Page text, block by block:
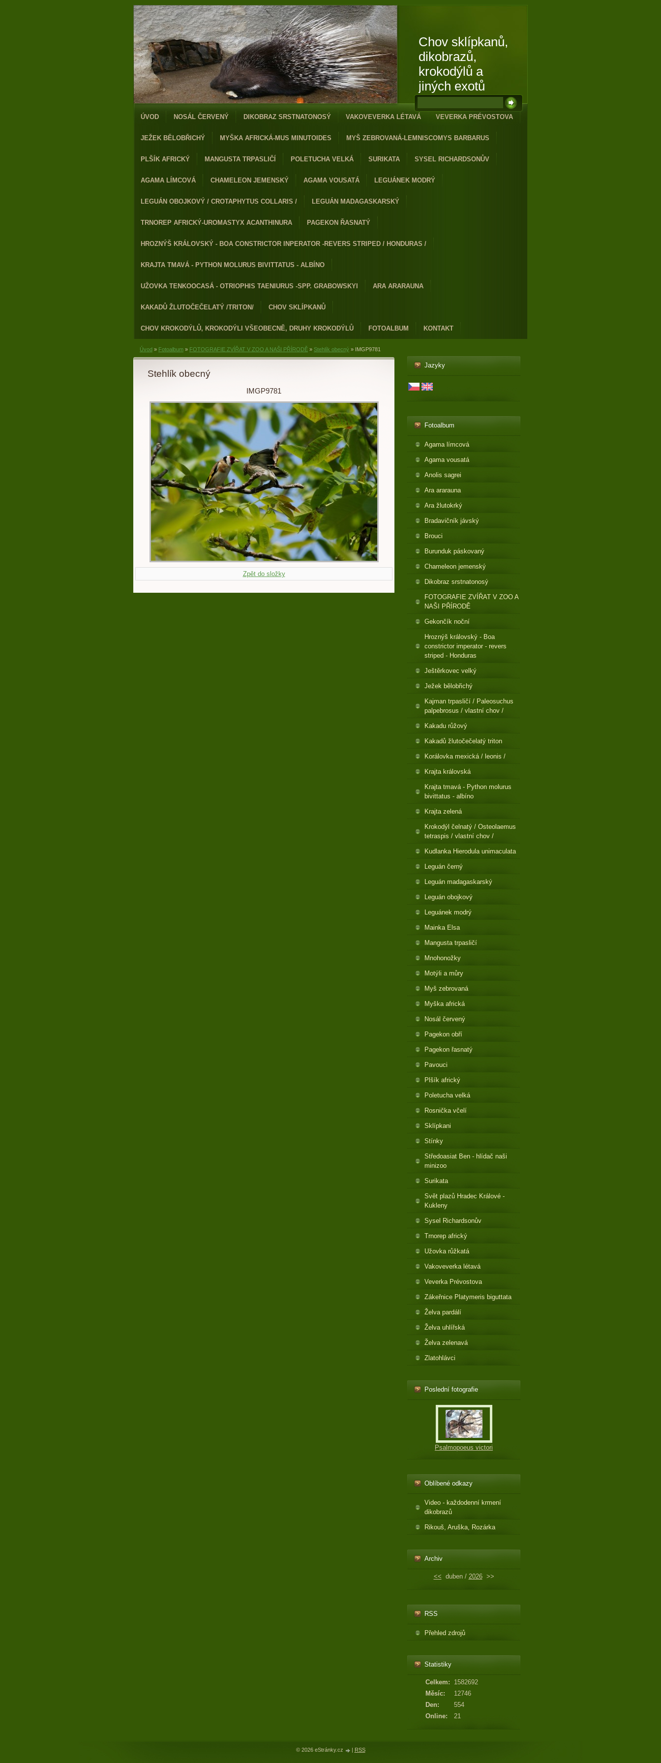
Chov sklípkanů,
dikobrazů,
krokodýlů a
jiných exotů
ÚVOD NOSÁL ČERVENÝ DIKOBRAZ SRSTNATONOSÝ VAKOVEVERKA LÉTAVÁ VEVERKA PRÉVOSTOVA
JEŽEK BĚLOBŘICHÝ MYŠKA AFRICKÁ-MUS MINUTOIDES MYŠ ZEBROVANÁ-LEMNISCOMYS BARBARUS
PLŠÍK AFRICKÝ MANGUSTA TRPASLIČÍ POLETUCHA VELKÁ SURIKATA SYSEL RICHARDSONŮV
AGAMA LÍMCOVÁ CHAMELEON JEMENSKÝ AGAMA VOUSATÁ LEGUÁNEK MODRÝ
LEGUÁN OBOJKOVÝ / CROTAPHYTUS COLLARIS / LEGUÁN MADAGASKARSKÝ
TRNOREP AFRICKÝ-UROMASTYX ACANTHINURA PAGEKON ŘASNATÝ
HROZNÝŠ KRÁLOVSKÝ - BOA CONSTRICTOR INPERATOR -REVERS STRIPED / HONDURAS /
KRAJTA TMAVÁ - PYTHON MOLURUS BIVITTATUS - ALBÍNO
UŽOVKA TENKOOCASÁ - OTRIOPHIS TAENIURUS -SPP. GRABOWSKYI ARA ARARAUNA
KAKADŮ ŽLUTOČEČELATÝ /TRITON/ CHOV SKLÍPKANŮ
CHOV KROKODÝLŮ, KROKODÝLI VŠEOBECNĚ, DRUHY KROKODÝLŮ FOTOALBUM KONTAKT
Úvod » Fotoalbum » FOTOGRAFIE ZVÍŘAT V ZOO A NAŠI PŘÍRODĚ » Stehlík obecný » IMGP9781
Stehlík obecný
IMGP9781
Zpět do složky
Jazyky
Fotoalbum
Agama límcová
Agama vousatá
Anolis sagrei
Ara ararauna
Ara žlutokrký
Bradavičník jávský
Brouci
Burunduk páskovaný
Chameleon jemenský
Dikobraz srstnatonosý
FOTOGRAFIE ZVÍŘAT V ZOO A
NAŠI PŘÍRODĚ
Gekončík noční
Hroznýš královský - Boa
constrictor imperator - revers
striped - Honduras
Ještěrkovec velký
Ježek bělobřichý
Kajman trpasličí / Paleosuchus
palpebrosus / vlastní chov /
Kakadu růžový
Kakadů žlutočečelatý triton
Korálovka mexická / leonis /
Krajta královská
Krajta tmavá - Python molurus
bivittatus - albíno
Krajta zelená
Krokodýl čelnatý / Osteolaemus
tetraspis / vlastní chov /
Kudlanka Hierodula unimaculata
Leguán černý
Leguán madagaskarský
Leguán obojkový
Leguánek modrý
Mainka Elsa
Mangusta trpasličí
Mnohonožky
Motýli a můry
Myš zebrovaná
Myška africká
Nosál červený
Pagekon obří
Pagekon řasnatý
Pavouci
Plšík africký
Poletucha velká
Rosnička včelí
Sklípkani
Stínky
Středoasiat Ben - hlídač naši
minizoo
Surikata
Svět plazů Hradec Králové -
Kukleny
Sysel Richardsonův
Trnorep africký
Užovka růžkatá
Vakoveverka létavá
Veverka Prévostova
Zákeřnice Platymeris biguttata
Želva pardálí
Želva uhlířská
Želva zelenavá
Zlatohlávci
Poslední fotografie
Psalmopoeus victori
Oblíbené odkazy
Video - každodenní krmení
dikobrazů
Rikouš, Aruška, Rozárka
Archiv
<< duben / 2026 >>
RSS
Přehled zdrojů
Statistiky
Online: 21
Celkem:
1582692
Měsíc:
12746
Den:
554
© 2026 eStránky.cz | RSS